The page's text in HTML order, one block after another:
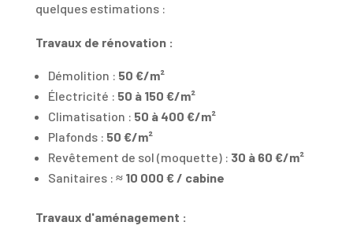
quelques estimations :
Travaux de rénovation :
Démolition : 50 €/m²
Électricité : 50 à 150 €/m²
Climatisation : 50 à 400 €/m²
Plafonds : 50 €/m²
Revêtement de sol (moquette) : 30 à 60 €/m²
Sanitaires : ≈ 10 000 € / cabine
Travaux d'aménagement :